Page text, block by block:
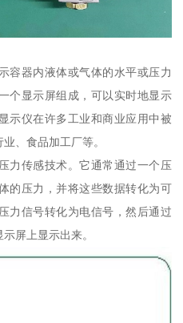
容器内液体或气体的水平或压力
个显示屏组成，可以实时地显示
示仪在许多工业和商业应用中被
、食品加工厂等。
力传感技术。它通常通过一个压
的压力，并将这些数据转化为可
力信号转化为电信号，然后通过
屏上显示出来。